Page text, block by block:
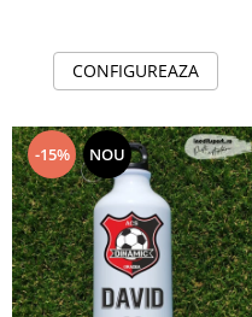
CONFIGUREAZA
-15% NOU